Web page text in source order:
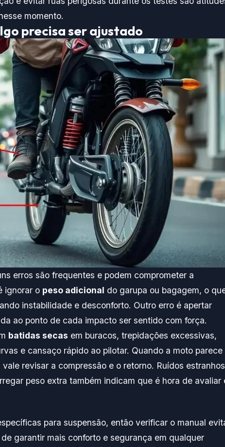
momento.
precisa ser ajustado
erros são frequentes e podem comprometer a
ignorar o peso adicional do garupa ou bagagem, o
instabilidade e desconforto. Outro erro é apertar
ao ponto de cada impacto ser sentido com força.
batidas secas em buracos, trepidações excessivas,
e cansaço rápido ao pilotar. Quando a moto parece
revisar a compressão e o retorno. Ruídos estranhos
peso extra também indicam que é hora de avaliar
para suspensão, então verificar o manual
garantir mais conforto e segurança em qualquer